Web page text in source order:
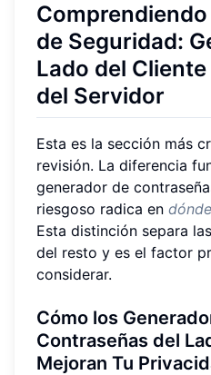
de Seguridad:
Lado del
del Servidor
Esta es la sección más
revisión. La diferencia
generador de
riesgoso radica en dónde
Esta distinción separa
del resto y es el factor
considerar.
Cómo los
Contraseñas del
Mejoran Tu